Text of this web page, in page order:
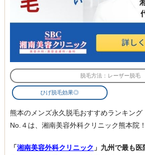
脱毛方法：レーザー脱毛
ひげ脱毛効果◎
熊本のメンズ永久脱毛おすすめランキング
No.４は、湘南美容外科クリニック熊本院！
「湘南美容外科クリニック 」九州で最も